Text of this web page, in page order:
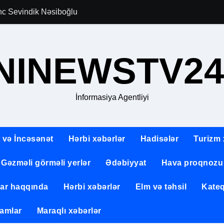
Sevindik Nəsiboğlu Allahverən
İnformasiya Agentliyi
və İncəsənət Hərbi xəbərlər Hadisələr Turizm
Gəzməli görməli yerlər Ədəbiyyat Hava proqnozu
haqqında Hərbi xəbərlər Elm və təhsil
Maraqlı xəbərlər